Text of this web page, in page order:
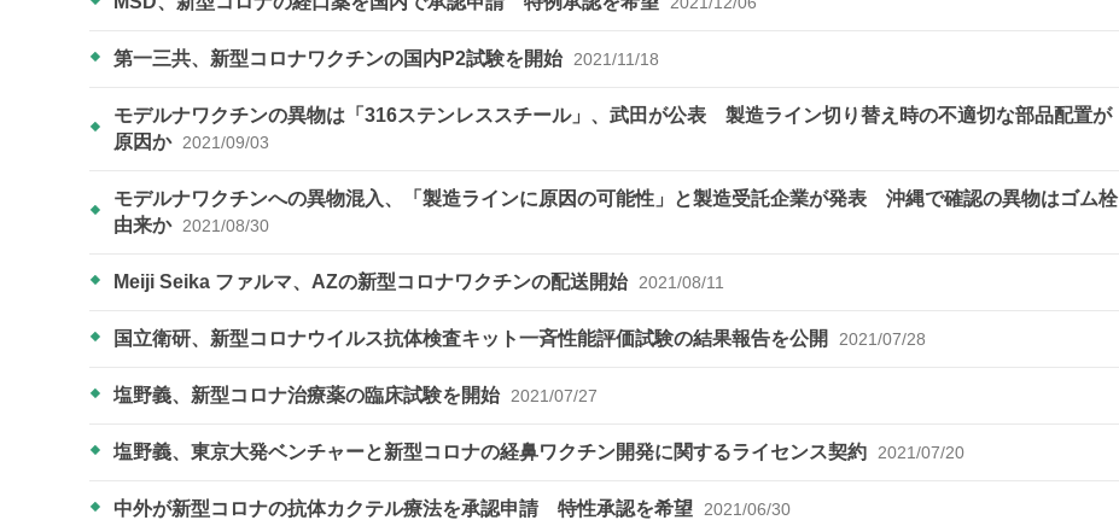
第一三共、新型コロナワクチンの国内P2試験を開始 2021/11/18
モデルナワクチンの異物は「316ステンレススチール」、武田が公表 製造ライン切り替え時の不適切な部品配置が
原因か 2021/09/03
モデルナワクチンへの異物混入、「製造ラインに原因の可能性」と製造受託企業が発表 沖縄で確認の異物はゴム栓
由来か 2021/08/30
Meiji Seika ファルマ、AZの新型コロナワクチンの配送開始 2021/08/11
国立衛研、新型コロナウイルス抗体検査キット一斉性能評価試験の結果報告を公開 2021/07/28
塩野義、新型コロナ治療薬の臨床試験を開始 2021/07/27
塩野義、東京大発ベンチャーと新型コロナの経鼻ワクチン開発に関するライセンス契約 2021/07/20
中外が新型コロナの抗体カクテル療法を承認申請 特性承認を希望 2021/06/30